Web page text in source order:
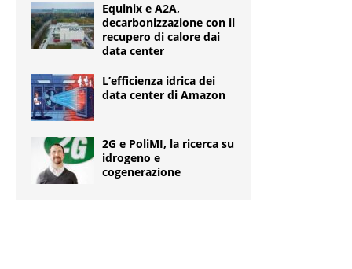
Equinix e A2A,
decarbonizzazione con il
recupero di calore dai
data center
L’efficienza idrica dei
data center di Amazon
2G e PoliMI, la ricerca su
idrogeno e
cogenerazione